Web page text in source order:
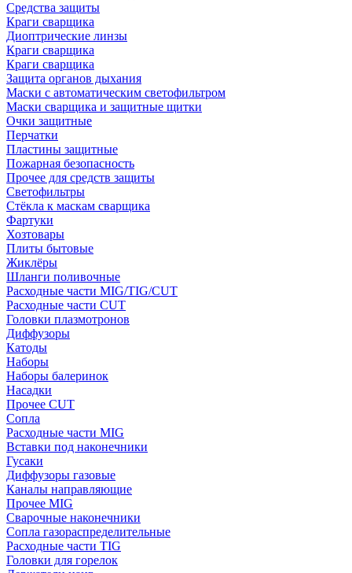
Средства защиты
Краги сварщика
Диоптрические линзы
Краги сварщика
Краги сварщика
Защита органов дыхания
Маски с автоматическим светофильтром
Маски сварщика и защитные щитки
Очки защитные
Перчатки
Пластины защитные
Пожарная безопасность
Прочее для средств защиты
Светофильтры
Стёкла к маскам сварщика
Фартуки
Хозтовары
Плиты бытовые
Жиклёры
Шланги поливочные
Расходные части MIG/TIG/CUT
Расходные части CUT
Головки плазмотронов
Диффузоры
Катоды
Наборы
Наборы балеринок
Насадки
Прочее CUT
Сопла
Расходные части MIG
Вставки под наконечники
Гусаки
Диффузоры газовые
Каналы направляющие
Прочее MIG
Сварочные наконечники
Сопла газораспределительные
Расходные части TIG
Головки для горелок